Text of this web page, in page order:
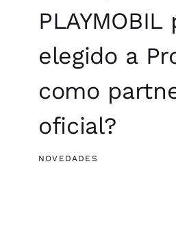
elegido a
como
oficial?
NOVEDADES